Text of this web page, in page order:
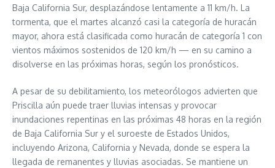
Baja California Sur, desplazándose lentamente a 11 km/h. La
tormenta, que el martes alcanzó casi la categoría de huracán
mayor, ahora está clasificada como huracán de categoría 1 con
vientos máximos sostenidos de 120 km/h — en su camino a
disolverse en las próximas horas, según los pronósticos.
A pesar de su debilitamiento, los meteorólogos advierten que
Priscilla aún puede traer lluvias intensas y provocar
inundaciones repentinas en las próximas 48 horas en la región
de Baja California Sur y el suroeste de Estados Unidos,
incluyendo Arizona, California y Nevada, donde se espera la
llegada de remanentes y lluvias asociadas. Se mantiene un